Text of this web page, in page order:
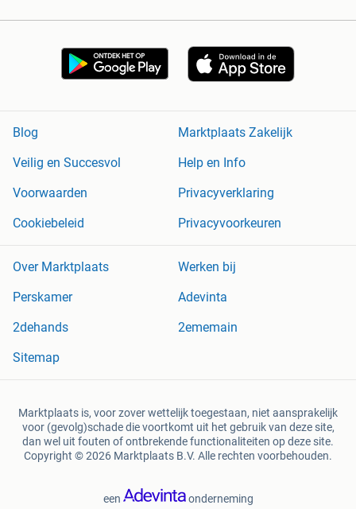
Blog
Marktplaats Zakelijk
Veilig en Succesvol
Help en Info
Voorwaarden
Privacyverklaring
Cookiebeleid
Privacyvoorkeuren
Over Marktplaats
Werken bij
Perskamer
Adevinta
2dehands
2ememain
Sitemap
Marktplaats is, voor zover wettelijk toegestaan, niet aansprakelijk
voor (gevolg)schade die voortkomt uit het gebruik van deze site,
dan wel uit fouten of ontbrekende functionaliteiten op deze site.
Copyright © 2026 Marktplaats B.V. Alle rechten voorbehouden.
een onderneming